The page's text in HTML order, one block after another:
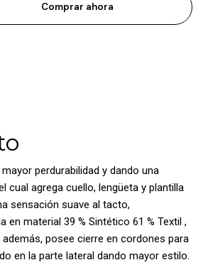
Comprar ahora
perdurabilidad y dando una
agrega cuello, lengüeta y plantilla
sensación suave al tacto,
en material 39 % Sintético 61 % Textil ,
posee cierre en cordones para
en la parte lateral dando mayor estilo.